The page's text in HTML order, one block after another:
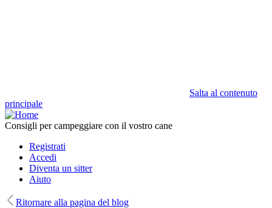
Salta al contenuto
principale
Consigli per campeggiare con il vostro cane
Registrati
Accedi
Diventa un sitter
Aiuto
Ritornare alla pagina del blog